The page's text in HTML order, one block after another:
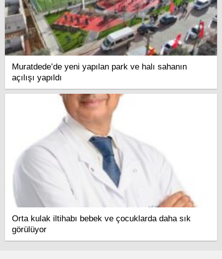
Muratdede’de yeni yapılan park ve halı sahanın
açılışı yapıldı
Orta kulak iltihabı bebek ve çocuklarda daha sık
görülüyor